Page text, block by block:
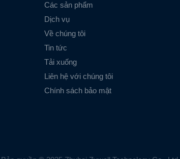
Các sản phẩm
Dịch vụ
Về chúng tôi
Tin tức
Tải xuống
Liên hệ với chúng tôi
Chính sách bảo mật